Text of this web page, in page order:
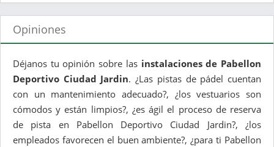
Opiniones
Déjanos tu opinión sobre las instalaciones de Pabellon
Deportivo Ciudad Jardin. ¿Las pistas de pádel cuentan
con un mantenimiento adecuado?, ¿los vestuarios son
cómodos y están limpios?, ¿es ágil el proceso de reserva
de pista en Pabellon Deportivo Ciudad Jardin?, ¿los
empleados favorecen el buen ambiente?, ¿para ti Pabellon